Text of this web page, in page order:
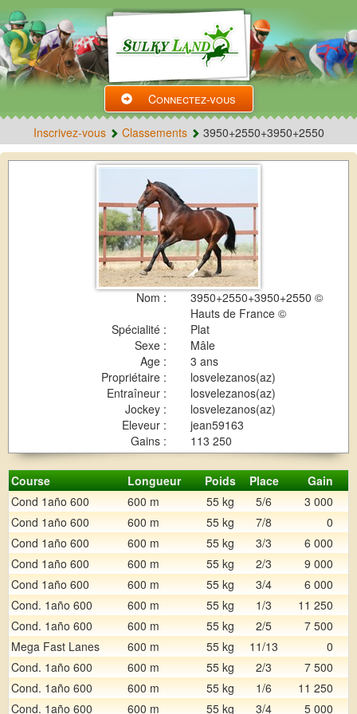
Connectez-vous
Inscrivez-vous Classements 3950+2550+3950+2550
Nom :
3950+2550+3950+2550 ©
Hauts de France ©
Spécialité :
Plat
Sexe :
Mâle
Age :
3 ans
Propriétaire :
losvelezanos(az)
Entraîneur :
losvelezanos(az)
Jockey :
losvelezanos(az)
Eleveur :
jean59163
Gains :
113 250
Course Longueur Poids Place
Gain
Cond 1año 600
600 m 55 kg 5/6 3 000
Cond 1año 600
600 m 55 kg 7/8 0
Cond 1año 600
600 m 55 kg 3/3 6 000
Cond 1año 600
600 m 55 kg 2/3 9 000
Cond 1año 600
600 m 55 kg 3/4 6 000
Cond. 1año 600
600 m 55 kg 1/3 11 250
Cond. 1año 600
600 m 55 kg 2/5 7 500
Mega Fast Lanes
600 m 55 kg 11/13 0
Cond. 1año 600
600 m 55 kg 2/3 7 500
Cond. 1año 600
600 m 55 kg 1/6 11 250
Cond. 1año 600
600 m 55 kg 3/4 5 000